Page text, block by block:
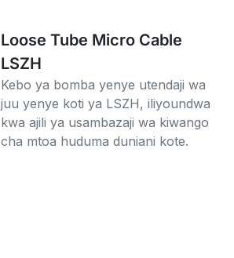
Loose Tube Micro Cable
LSZH
Kebo ya bomba yenye utendaji wa
juu yenye koti ya LSZH, iliyoundwa
kwa ajili ya usambazaji wa kiwango
cha mtoa huduma duniani kote.